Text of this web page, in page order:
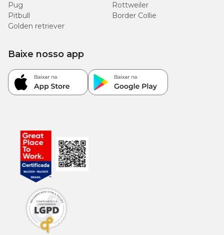
Pug
Rottweiler
Pitbull
Border Collie
Golden retriever
Baixe nosso app